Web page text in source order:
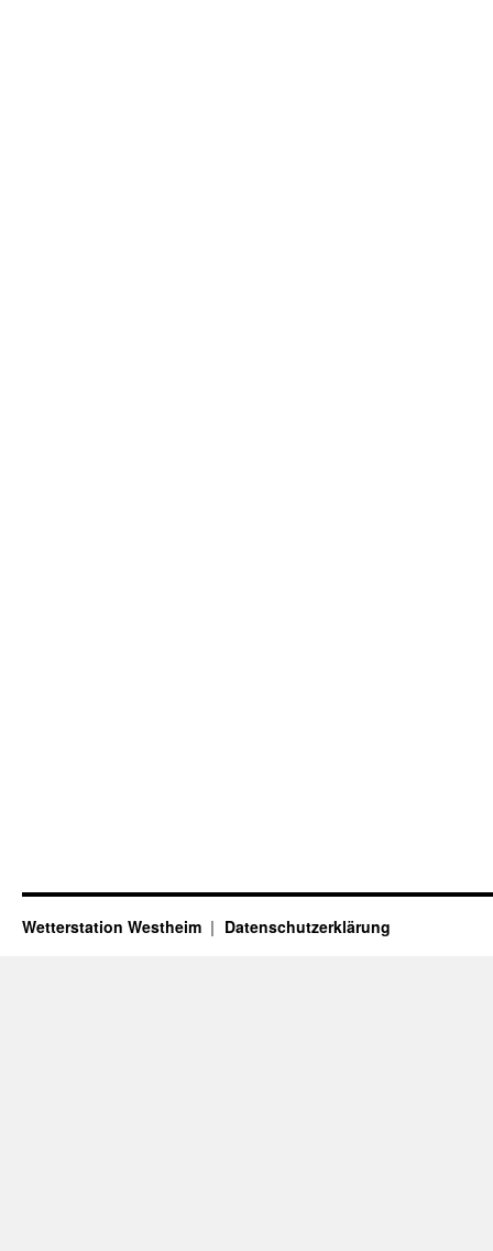
Wetterstation Westheim Datenschutzerklärung